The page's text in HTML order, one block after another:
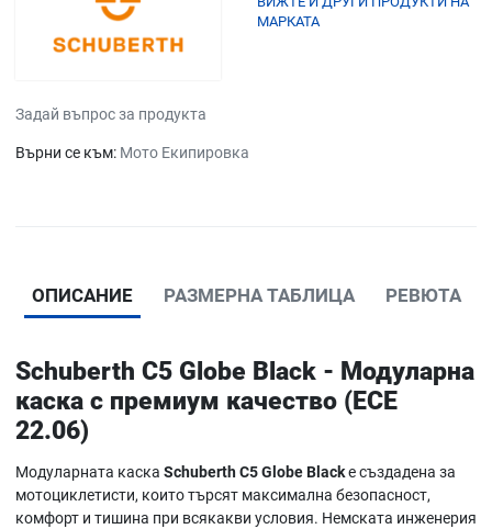
МАРКАТА
Задай въпрос за продукта
Върни се към: Мото Екипировка
ОПИСАНИЕ РАЗМЕРНА ТАБЛИЦА РЕВЮТА
Schuberth C5 Globe Black - Модуларна
каска с премиум качество (ECE
22.06)
Модуларната каска Schuberth C5 Globe Blackе създадена за
мотоциклетисти, които търсят максимална безопасност,
комфорт и тишина при всякакви условия. Немската инженерия